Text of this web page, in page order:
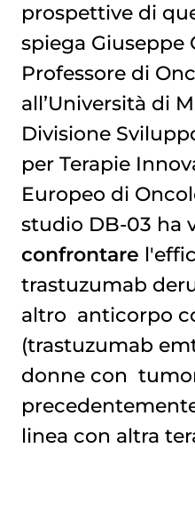
prospettive di
spiega Giuseppe
Professore di
all’Università di
Divisione
per Terapie
Europeo di
studio DB-03 ha
confrontare
trastuzumab
altro anticorpo
(trastuzumab
donne con
linea con altra